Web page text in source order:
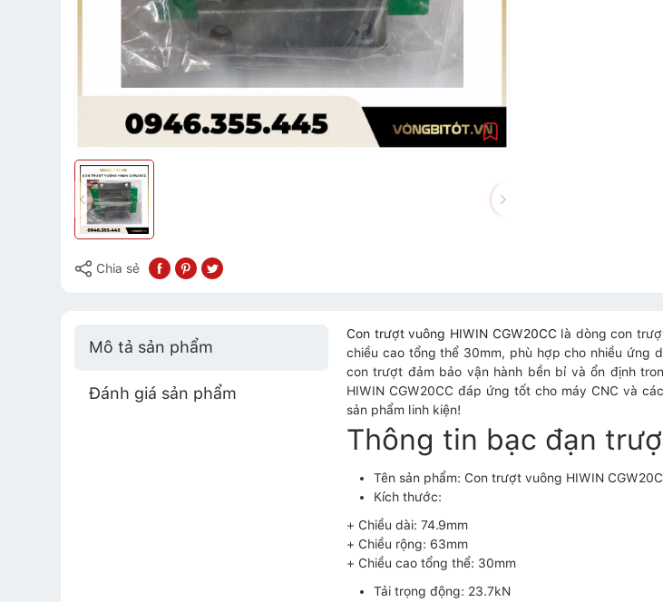
Chia sẻ
Mô tả sản phẩm
Đánh giá sản phẩm
Con trượt vuông HIWIN CGW20CC là dòng con
chiều cao tổng thể 30mm, phù hợp cho nhiều ứng
con trượt đảm bảo vận hành bền bỉ và ổn định
HIWIN CGW20CC đáp ứng tốt cho máy CNC và
sản phẩm linh kiện!
Thông tin bạc đạn
Tên sản phẩm: Con trượt vuông HIWIN
Kích thước:
+ Chiều dài: 74.9mm
+ Chiều rộng: 63mm
+ Chiều cao tổng thể: 30mm
Tải trọng động: 23.7kN